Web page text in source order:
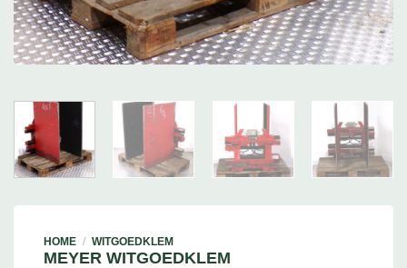
HOME / WITGOEDKLEM
MEYER WITGOEDKLEM